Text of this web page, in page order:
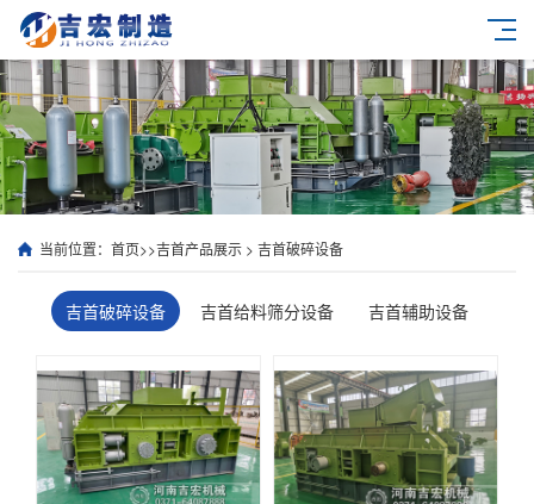
当前位置： 首页>>吉首产品展示 > 吉首破碎设备
吉首破碎设备 吉首给料筛分设备 吉首辅助设备